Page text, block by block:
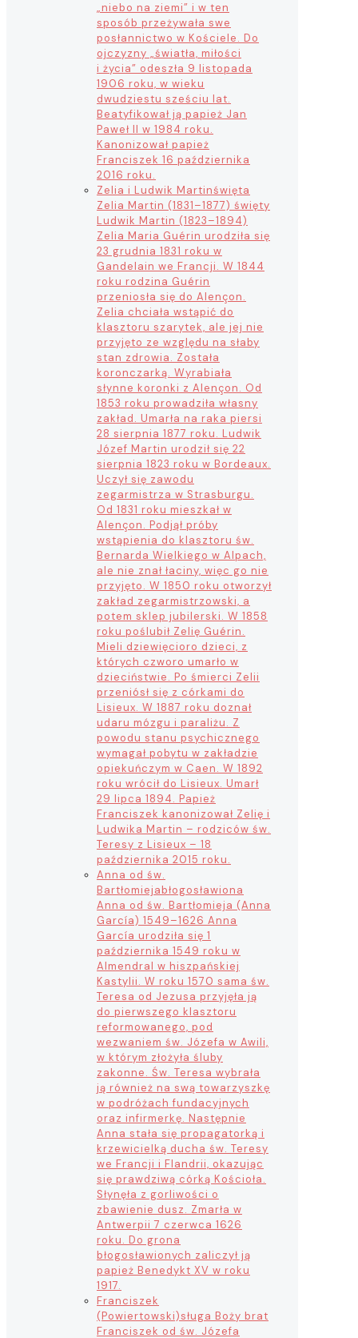
„niebo na ziemi” i w ten
sposób przeżywała swe
posłannictwo w Kościele. Do
ojczyzny „światła, miłości
i życia” odeszła 9 listopada
1906 roku, w wieku
dwudziestu sześciu lat.
Beatyfikował ją papież Jan
Paweł II w 1984 roku.
Kanonizował papież
Franciszek 16 października
2016 roku.
Zelia i Ludwik Martinświęta
Zelia Martin (1831–1877) święty
Ludwik Martin (1823–1894)
Zelia Maria Guérin urodziła się
23 grudnia 1831 roku w
Gandelain we Francji. W 1844
roku rodzina Guérin
przeniosła się do Alençon.
Zelia chciała wstąpić do
klasztoru szarytek, ale jej nie
przyjęto ze względu na słaby
stan zdrowia. Została
koronczarką. Wyrabiała
słynne koronki z Alençon. Od
1853 roku prowadziła własny
zakład. Umarła na raka piersi
28 sierpnia 1877 roku. Ludwik
Józef Martin urodził się 22
sierpnia 1823 roku w Bordeaux.
Uczył się zawodu
zegarmistrza w Strasburgu.
Od 1831 roku mieszkał w
Alençon. Podjął próby
wstąpienia do klasztoru św.
Bernarda Wielkiego w Alpach,
ale nie znał łaciny, więc go nie
przyjęto. W 1850 roku otworzył
zakład zegarmistrzowski, a
potem sklep jubilerski. W 1858
roku poślubił Zelię Guérin.
Mieli dziewięcioro dzieci, z
których czworo umarło w
dzieciństwie. Po śmierci Zelii
przeniósł się z córkami do
Lisieux. W 1887 roku doznał
udaru mózgu i paraliżu. Z
powodu stanu psychicznego
wymagał pobytu w zakładzie
opiekuńczym w Caen. W 1892
roku wrócił do Lisieux. Umarł
29 lipca 1894. Papież
Franciszek kanonizował Zelię i
Ludwika Martin – rodziców św.
Teresy z Lisieux – 18
października 2015 roku.
Anna od św.
Bartłomiejabłogosławiona
Anna od św. Bartłomieja (Anna
García) 1549–1626 Anna
García urodziła się 1
października 1549 roku w
Almendral w hiszpańskiej
Kastylii. W roku 1570 sama św.
Teresa od Jezusa przyjęła ją
do pierwszego klasztoru
reformowanego, pod
wezwaniem św. Józefa w Awili,
w którym złożyła śluby
zakonne. Św. Teresa wybrała
ją również na swą towarzyszkę
w podróżach fundacyjnych
oraz infirmerkę. Następnie
Anna stała się propagatorką i
krzewicielką ducha św. Teresy
we Francji i Flandrii, okazując
się prawdziwą córką Kościoła.
Słynęła z gorliwości o
zbawienie dusz. Zmarła w
Antwerpii 7 czerwca 1626
roku. Do grona
błogosławionych zaliczył ją
papież Benedykt XV w roku
1917.
Franciszek
(Powiertowski)sługa Boży brat
Franciszek od św. Józefa